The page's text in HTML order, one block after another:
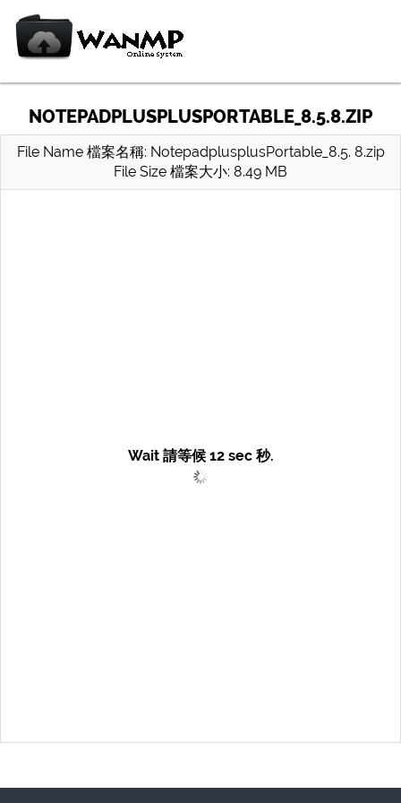
NOTEPADPLUSPLUSPORTABLE_8.5.8.ZIP
File Name 檔案名稱: NotepadplusplusPortable_8.5. 8.zip
File Size 檔案大小: 8.49 MB
Wait 請等候 12sec 秒.